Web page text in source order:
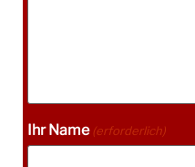
Ihr Name (erforderlich)